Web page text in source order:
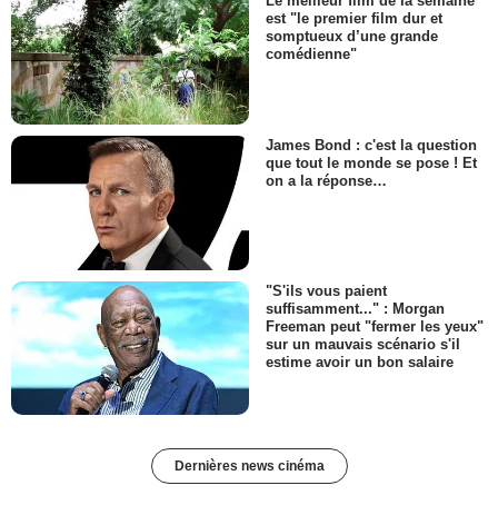
est "le premier film dur et
somptueux d’une grande
comédienne"
James Bond : c'est la question
que tout le monde se pose ! Et
on a la réponse…
"S'ils vous paient
suffisamment..." : Morgan
Freeman peut "fermer les yeux"
sur un mauvais scénario s'il
estime avoir un bon salaire
Dernières news cinéma